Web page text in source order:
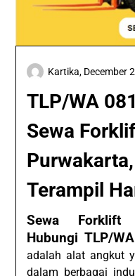
TLP/WA
Sewa
Terampil
Kartika, December
Sewa Forklift
Hubungi TLP/
adalah alat angkut
dalam berbagai